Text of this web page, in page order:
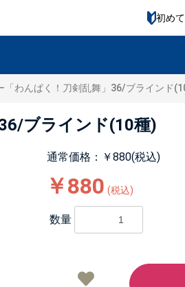
初め
「わんぱく！刀剣乱舞」36/ブラインド
ブラインド(10種)
通常価格：￥880(税込)
￥880 (税込)
数量